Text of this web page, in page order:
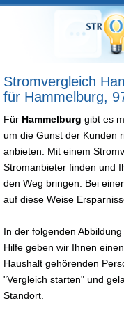
Stromvergleich
für Hammelburg,
Für Hammelburg gibt es
um die Gunst der Kunden
anbieten. Mit einem
Stromanbieter finden und
den Weg bringen. Bei
auf diese Weise
In der folgenden
Hilfe geben wir Ihnen
Haushalt gehörenden
"Vergleich starten" und
Standort.